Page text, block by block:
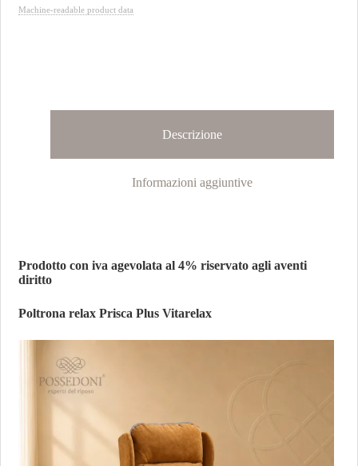
Machine-readable product data
Descrizione
Informazioni aggiuntive
Prodotto con iva agevolata al 4% riservato agli aventi
diritto
Poltrona relax Prisca Plus Vitarelax